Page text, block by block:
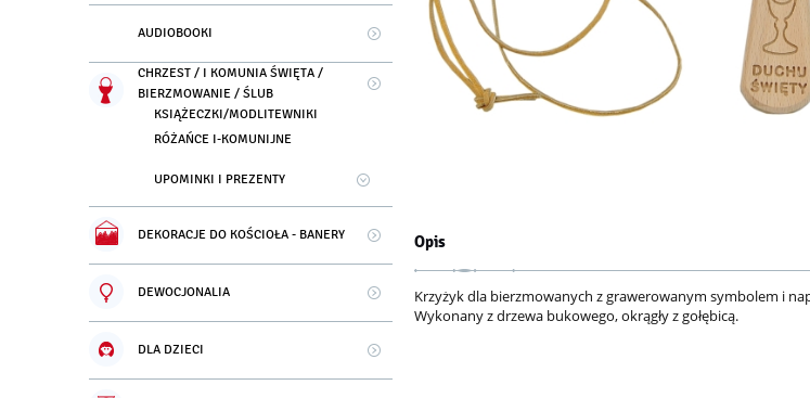
AUDIOBOOKI
CHRZEST / I KOMUNIA ŚWIĘTA /
BIERZMOWANIE / ŚLUB
KSIĄŻECZKI/MODLITEWNIKI
RÓŻAŃCE I-KOMUNIJNE
UPOMINKI I PREZENTY
DEKORACJE DO KOŚCIOŁA - BANERY
DEWOCJONALIA
DLA DZIECI
Opis
Krzyżyk dla bierzmowanych z grawerowanym symbolem i
Wykonany z drzewa bukowego, okrągły z gołębicą.